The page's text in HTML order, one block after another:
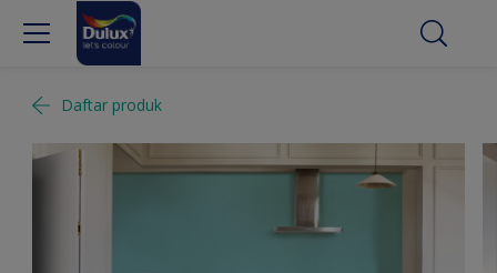
Daftar produk